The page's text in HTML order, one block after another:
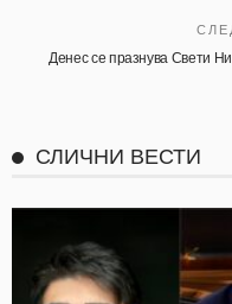
Денес се празнува Свети
СЛИЧНИ ВЕСТИ